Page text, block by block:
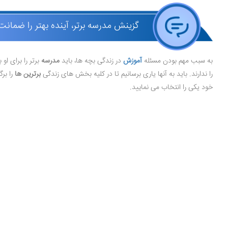
گزینش مدرسه برتر، آینده بهتر را
به سبب مهم بودن مسئلهآموزش در زندگی بچه ها، بایدمدرسه برتر را برای
را ندارند. باید به آنها یاری برسانیم تا در کلیه بخش های زندگیبرترین ها را
خود یکی را انتخاب می نمایید.